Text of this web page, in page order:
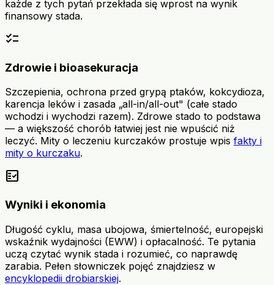
każde z tych pytań przekłada się wprost na wynik
finansowy stada.
checklist
Zdrowie i bioasekuracja
Szczepienia, ochrona przed grypą ptaków, kokcydioza,
karencja leków i zasada „all-in/all-out" (całe stado
wchodzi i wychodzi razem). Zdrowe stado to podstawa
— a większość chorób łatwiej jest nie wpuścić niż
leczyć. Mity o leczeniu kurczaków prostuje wpis fakty i
mity o kurczaku.
fact_check
Wyniki i ekonomia
Długość cyklu, masa ubojowa, śmiertelność, europejski
wskaźnik wydajności (EWW) i opłacalność. Te pytania
uczą czytać wynik stada i rozumieć, co naprawdę
zarabia. Pełen słowniczek pojęć znajdziesz w
encyklopedii drobiarskiej.